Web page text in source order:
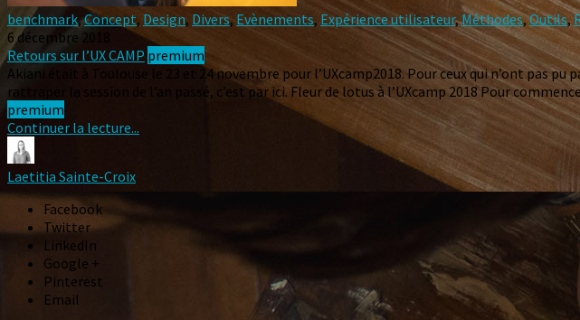
benchmark,Concept, Design, Divers, Evènements, Expérience utilisateur,Méthodes,Outils,
6 décembre 2018
Retours sur l’UX CAMP premium
Akiani était à Toulouse le 23 et 24 novembre pour l’UXcamp2018. Pour ceux qui n’ont pas
rattraper la session de l’an passé, c’est par ici. Fleur de lotus à l’UXcamp 2018 Pour
premium
Continuer la lecture...
Laetitia Sainte-Croix
Facebook
Twitter
LinkedIn
Google +
Pinterest
Email